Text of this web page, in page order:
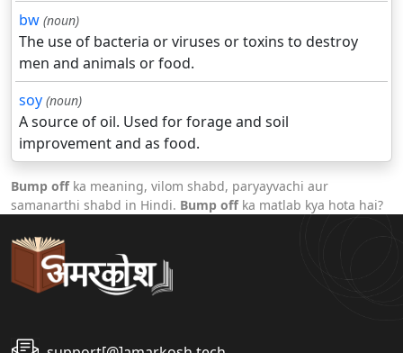
bw (noun)
The use of bacteria or viruses or toxins to destroy
men and animals or food.
soy (noun)
A source of oil. Used for forage and soil
improvement and as food.
Bump offka meaning, vilom shabd, paryayvachi aur
samanarthi shabd in Hindi. Bump offka matlab kya hota hai?